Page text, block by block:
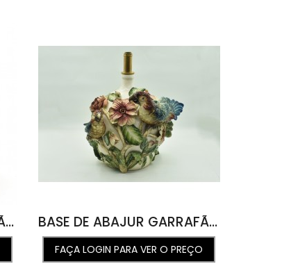
BASE DE ABAJUR GARRAFÃO COM DESENHO DE FOLHAS E HIBÍSCO 33D X 47A BASE DE ABAJUR GARRAFÃO COM RELEVO DE FOLHAS E APLICAÇÃO DE ARARA E ARARINHA 39L X 43,7C X 53,5A
FAÇA LOGIN PARA VER O PREÇO